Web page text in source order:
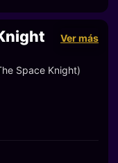
Ver más
Space Knight)